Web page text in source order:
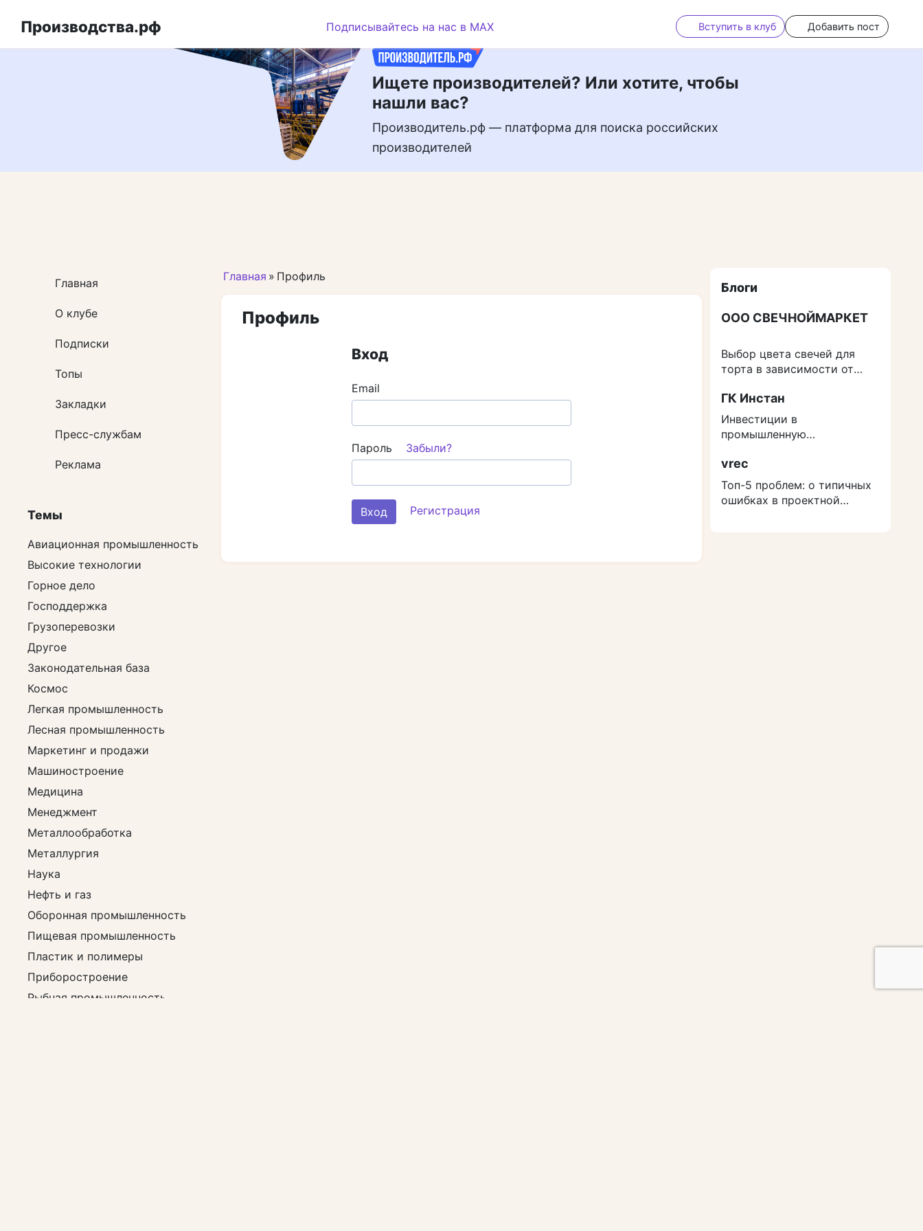
Ищете производителей? Или хотите, чтобы
нашли вас?
Производитель.рф — платформа для поиска российских
производителей
Производства.рф Подписывайтесь на нас в MAX Вступить в клуб Добавить пост
Главная » Профиль
Профиль
Вход
Email
Пароль Забыли?
Вход Регистрация
Главная
О клубе
Подписки
Топы
Закладки
Пресс-службам
Реклама
Темы
Авиационная промышленность
Высокие технологии
Горное дело
Господдержка
Грузоперевозки
Другое
Законодательная база
Космос
Легкая промышленность
Лесная промышленность
Маркетинг и продажи
Машиностроение
Медицина
Менеджмент
Металлообработка
Металлургия
Наука
Нефть и газ
Оборонная промышленность
Пищевая промышленность
Пластик и полимеры
Приборостроение
Рыбная промышленность
Блоги
ООО СВЕЧНОЙМАРКЕТ
Выбор цвета свечей для
торта в зависимости от
ГК Инстан
Инвестиции в
промышленную
защититься от роста
расходов на строительство
vrec
Топ-5 проблем: о типичных
ошибках в проектной